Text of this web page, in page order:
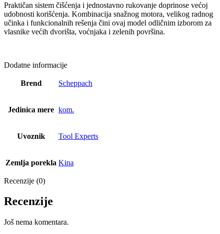
Praktičan sistem čišćenja i jednostavno rukovanje doprinose većoj
udobnosti korišćenja. Kombinacija snažnog motora, velikog radnog
učinka i funkcionalnih rešenja čini ovaj model odličnim izborom za
vlasnike većih dvorišta, voćnjaka i zelenih površina.
Dodatne informacije
Brend Scheppach
Jedinica mere kom.
Uvoznik Tool Experts
Zemlja porekla Kina
Recenzije (0)
Recenzije
Još nema komentara.